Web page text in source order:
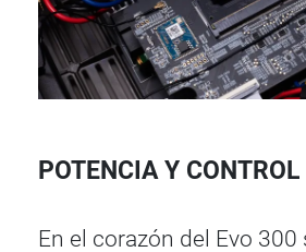
POTENCIA Y CONTROL
En el corazón del Evo